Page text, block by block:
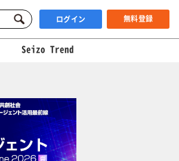
ログイン 無料登録
Seizo Trend